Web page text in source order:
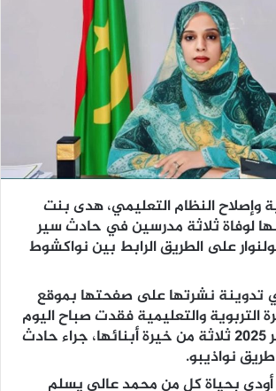
وإصلاح النظام التعليمي، هدى بنت
لوفاة ثلاثة مدرسين في حادث سير
على الطريق الرابط بين نواكشوط
تدوينة نشرتها على صفحتها بموقع
التربوية والتعليمية فقدت صباح اليوم
السبت 27 ديسمبر 2025 ثلاثة من خيرة أبنائها، جراء حادث
نواذيبو.
أودى بحياة كل من محمد عالي يسلم